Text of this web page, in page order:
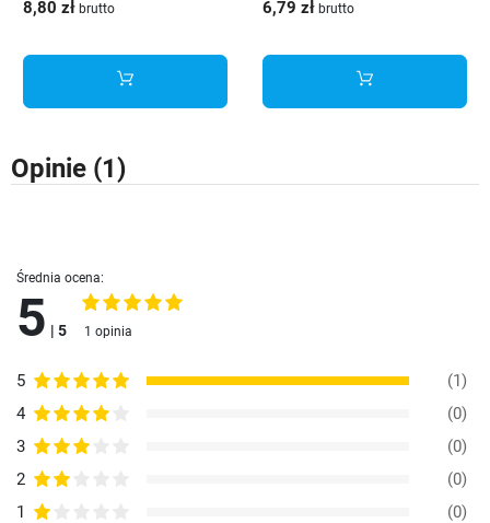
8,80 zł brutto 6,79 zł brutto
Opinie (1)
Średnia ocena:
5 | 5 1 opinia
5
(1)
4
(0)
3
(0)
2
(0)
1
(0)